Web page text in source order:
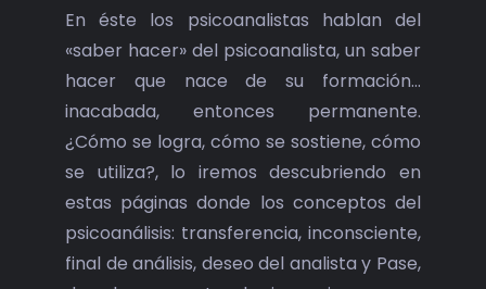
En éste los psicoanalistas hablan del
«saber hacer» del psicoanalista, un saber
hacer que nace de su formación…
inacabada, entonces permanente.
¿Cómo se logra, cómo se sostiene, cómo
se utiliza?, lo iremos descubriendo en
estas páginas donde los conceptos del
psicoanálisis: transferencia, inconsciente,
final de análisis, deseo del analista y Pase,